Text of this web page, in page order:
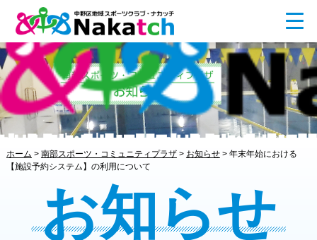
ホーム > 南部スポーツ・コミュニティプラザ> お知らせ> 年末年始における
【施設予約システム】の利用について
お知らせ